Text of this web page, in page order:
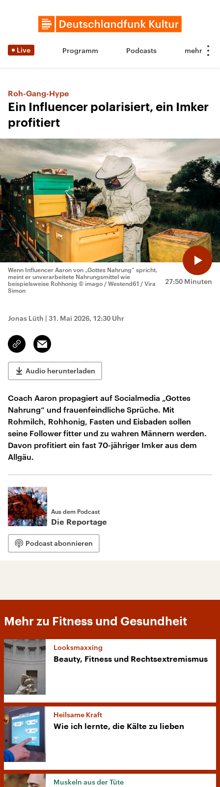
Live Programm Podcasts
Roh-Gang-Hype
Ein Influencer polarisiert, ein Imker
profitiert
27:50 Minuten
Wenn Influencer Aaron von „Gottes Nahrung“ spricht,
meint er unverarbeitete Nahrungsmittel wie
beispielsweise Rohhonig © imago / Westend61 / Vira
Simon
Jonas Lüth | 31. Mai 2026, 12:30 Uhr
Link
kopieren/teilen
Email
Audio herunterladen
Coach Aaron propagiert auf Socialmedia „Gottes
Nahrung“ und frauenfeindliche Sprüche. Mit
Rohmilch, Rohhonig, Fasten und Eisbaden sollen
seine Follower fitter und zu wahren Männern werden.
Davon profitiert ein fast 70-jähriger Imker aus dem
Allgäu.
Aus dem Podcast
Die Reportage
Podcast abonnieren
Mehr zu Fitness und Gesundheit
Looksmaxxing
Beauty, Fitness und Rechtsextremismus
Heilsame Kraft
Wie ich lernte, die Kälte zu lieben
Muskeln aus der Tüte